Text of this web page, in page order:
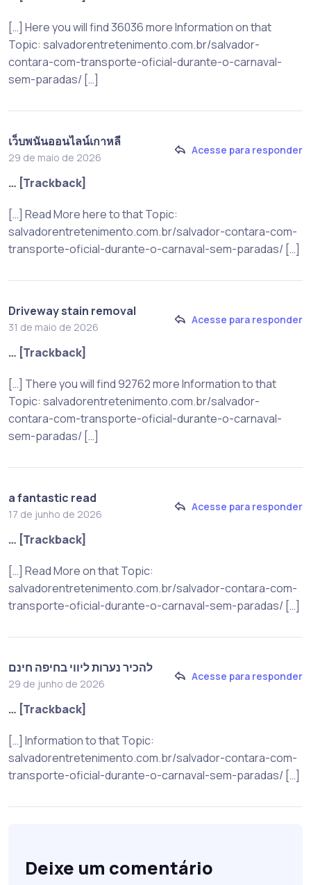
[…] Here you will find 36036 more Information on that
Topic: salvadorentretenimento.com.br/salvador-
contara-com-transporte-oficial-durante-o-carnaval-
sem-paradas/ […]
เว็บพนันออนไลน์เกาหลี
29 de maio de 2026
Acesse para responder
… [Trackback]
[…] Read More here to that Topic:
salvadorentretenimento.com.br/salvador-contara-com-
transporte-oficial-durante-o-carnaval-sem-paradas/ […]
Driveway stain removal
31 de maio de 2026
Acesse para responder
… [Trackback]
[…] There you will find 92762 more Information to that
Topic: salvadorentretenimento.com.br/salvador-
contara-com-transporte-oficial-durante-o-carnaval-
sem-paradas/ […]
a fantastic read
17 de junho de 2026
Acesse para responder
… [Trackback]
[…] Read More on that Topic:
salvadorentretenimento.com.br/salvador-contara-com-
transporte-oficial-durante-o-carnaval-sem-paradas/ […]
להכיר נערות ליווי בחיפה חינם
29 de junho de 2026
Acesse para responder
… [Trackback]
[…] Information to that Topic:
salvadorentretenimento.com.br/salvador-contara-com-
transporte-oficial-durante-o-carnaval-sem-paradas/ […]
Deixe um comentário